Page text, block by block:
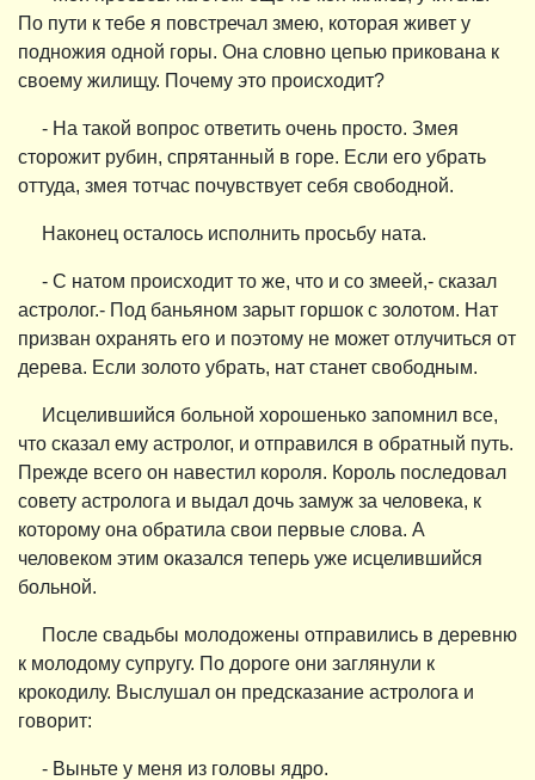
По пути к тебе я повстречал змею, которая живет у
подножия одной горы. Она словно цепью прикована к
своему жилищу. Почему это происходит?
- На такой вопрос ответить очень просто. Змея
сторожит рубин, спрятанный в горе. Если его убрать
оттуда, змея тотчас почувствует себя свободной.
Наконец осталось исполнить просьбу ната.
- С натом происходит то же, что и со змеей,- сказал
астролог.- Под баньяном зарыт горшок с золотом. Нат
призван охранять его и поэтому не может отлучиться от
дерева. Если золото убрать, нат станет свободным.
Исцелившийся больной хорошенько запомнил все,
что сказал ему астролог, и отправился в обратный путь.
Прежде всего он навестил короля. Король последовал
совету астролога и выдал дочь замуж за человека, к
которому она обратила свои первые слова. А
человеком этим оказался теперь уже исцелившийся
больной.
После свадьбы молодожены отправились в деревню
к молодому супругу. По дороге они заглянули к
крокодилу. Выслушал он предсказание астролога и
говорит:
- Выньте у меня из головы ядро.